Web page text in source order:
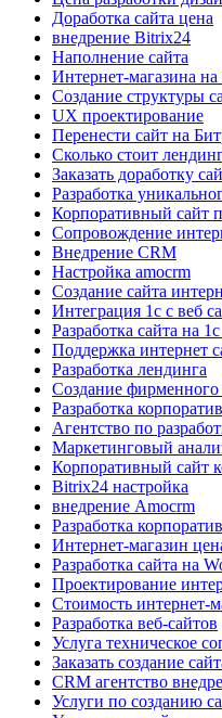
Доработка сайта цена
внедрение Bitrix24
Наполнение сайта
Интернет-магазина на
Создание структуры
UX проектирование
Перенести сайт на
Сколько стоит
Заказать доработку
Разработка
Корпоративный сайт
Сопровождение
Внедрение CRM
Настройка amocrm
Создание сайта
Интеграция 1с с веб
Разработка сайта на
Поддержка интернет
Разработка лендинга
Создание фирменного
Разработка
Агентство по
Маркетинговый
Корпоративный сайт
Bitrix24 настройка
внедрение Amocrm
Разработка
Интернет-магазин
Разработка сайта на
Проектирование
Стоимость интернет-
Разработка веб-сайтов
Услуга техническое
Заказать создание
CRM агентство
Услуги по созданию